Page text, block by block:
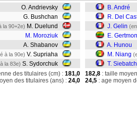
O. Andrievsky
G. Bushchan
la 90+2e) M. Duelund
M. Moroziuk
A. Shabanov
à la 90e) V. Supriaha
la 83e) S. Sydorchuk
B. André
R. Del
J. Gelin
E.
A. Hunou
M. Niang
T.
des titulaires (cm) : 181,0
des titulaires (ans) : 24,0
182,8 : taille
24,5 : age moyen